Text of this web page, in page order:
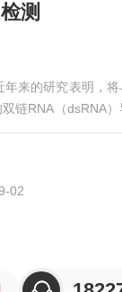
测
年来的研究表明，
链RNA（dsRNA）
从而抑制其相应基
。
02